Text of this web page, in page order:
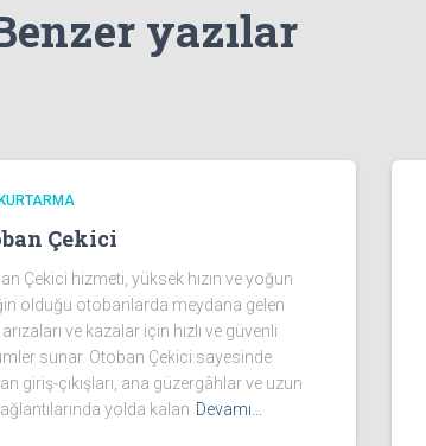
yazılar
Çekici
Çekici hizmeti, yüksek hızın ve yoğun
olduğu otobanlarda meydana gelen
ve kazalar için hızlı ve güvenli
sunar. Otoban Çekici sayesinde
giriş-çıkışları, ana güzergâhlar ve uzun
yolda kalan Devamı…